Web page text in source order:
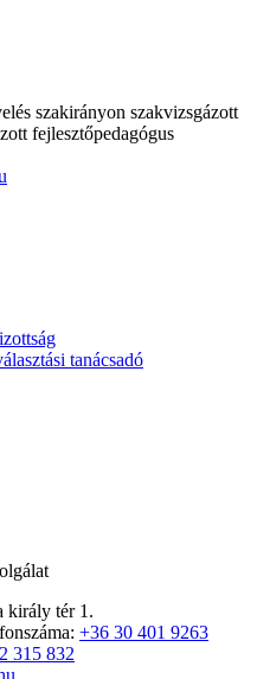
szakirányon szakvizsgázott
fejlesztőpedagógus
tanácsadó
király tér 1.
+36 30 401 9263
315 832